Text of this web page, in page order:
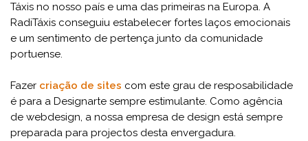
Táxis no nosso país e uma das primeiras na Europa. A
RadiTáxis conseguiu estabelecer fortes laços emocionais
e um sentimento de pertença junto da comunidade
portuense.
Fazer criação de sites com este grau de resposabilidade
é para a Designarte sempre estimulante. Como agência
de webdesign, a nossa empresa de design está sempre
preparada para projectos desta envergadura.